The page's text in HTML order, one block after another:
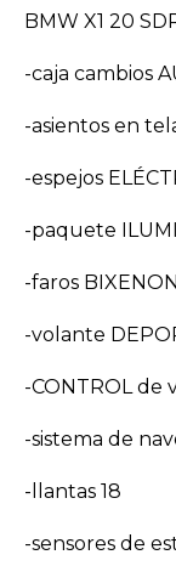
BMW X1 20
-caja cambios
-asientos en
-espejos
-paquete
-faros BIXENON
-volante
-CONTROL de
-sistema de
-llantas 18
-sensores de